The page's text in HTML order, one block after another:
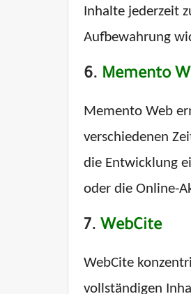
Inhalte jederzeit
Aufbewahrung
6. Memento
Memento Web
verschiedenen
die Entwicklung
oder die Online-
7. WebCite
WebCite
vollständigen